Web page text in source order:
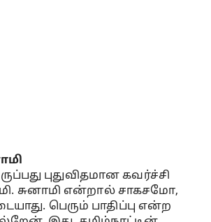
புதுவிதமான கவர்ச்சி
சுனாமி என்றால் சாகசமோ,
பெரும் பாதிப்பு என்ற